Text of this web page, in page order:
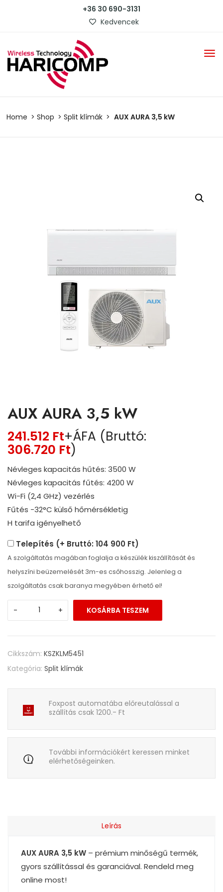
+36 30 690-3131
Kedvencek
Home Shop Split klímák AUX AURA 3,5 kW
AUX AURA 3,5 kW
241.512 Ft+ÁFA (Bruttó:
306.720 Ft)
Névleges kapacitás hűtés: 3500 W
Névleges kapacitás fűtés: 4200 W
Wi-Fi (2,4 GHz) vezérlés
Fűtés -32°C külső hőmérsékletig
H tarifa igényelhető
Telepítés (+ Bruttó: 104 900 Ft)
A szolgáltatás magában foglalja a készülék kiszállítását és
helyszíni beüzemelését 3m-es csőhosszig. Jelenleg a
szolgáltatás csak baranya megyében érhető el!
- + KOSÁRBA TESZEM
Cikkszám: KSZKLM5451
Kategória: Split klímák
Foxpost automatába előreutalással a
szállítás csak 1200.- Ft
További információkért keressen minket
elérhetőségeinken.
Leírás
AUX AURA 3,5 kW – prémium minőségű termék,
gyors szállítással és garanciával. Rendeld meg
online most!